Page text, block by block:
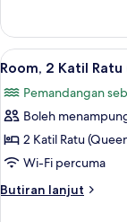
(King),
mesra
pergerakan
Room,
Katil
(King),
mesra
Lihat
semua
foto
untuk
Room,
2
Katil
Ratu
2
Room, 2 Katil
Pemandangan
Boleh
2 Katil Ratu
Wi-Fi percuma
Butiran lanjut
Butiran